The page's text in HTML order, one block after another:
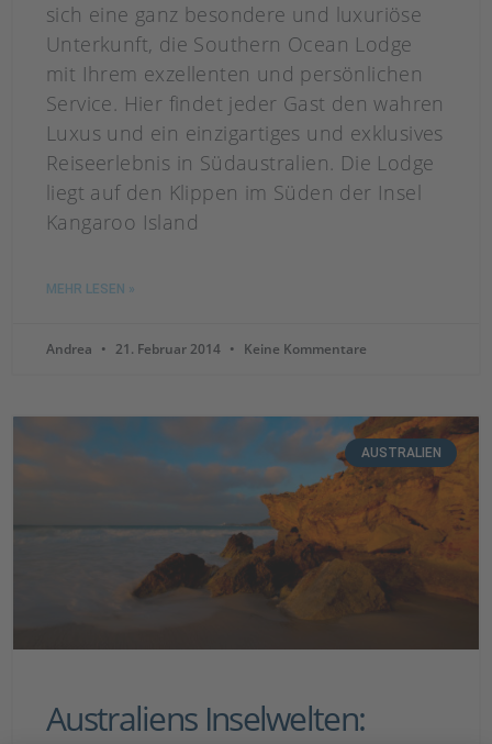
sich eine ganz besondere und luxuriöse
Unterkunft, die Southern Ocean Lodge
mit Ihrem exzellenten und persönlichen
Service. Hier findet jeder Gast den wahren
Luxus und ein einzigartiges und exklusives
Reiseerlebnis in Südaustralien. Die Lodge
liegt auf den Klippen im Süden der Insel
Kangaroo Island
MEHR LESEN »
Andrea 21. Februar 2014 Keine Kommentare
AUSTRALIEN
Australiens Inselwelten: